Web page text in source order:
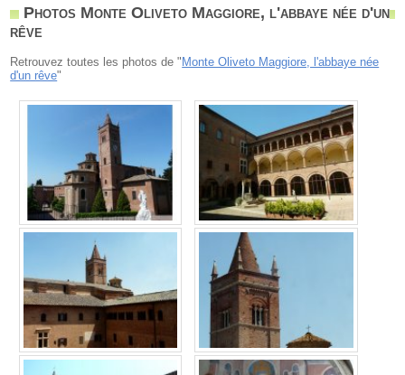
Photos Monte Oliveto Maggiore, l'abbaye née d'un
rêve
Retrouvez toutes les photos de " Monte Oliveto Maggiore, l'abbaye née
d'un rêve"